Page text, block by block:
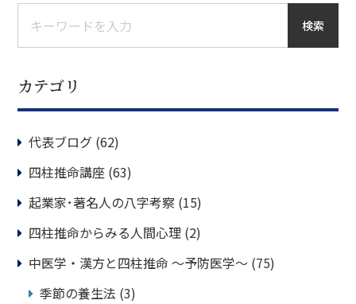
検索
カテゴリ
代表ブログ (62)
四柱推命講座 (63)
起業家･著名人の八字考察 (15)
四柱推命からみる人間心理 (2)
中医学・漢方と四柱推命 ～予防医学～ (75)
季節の養生法 (3)